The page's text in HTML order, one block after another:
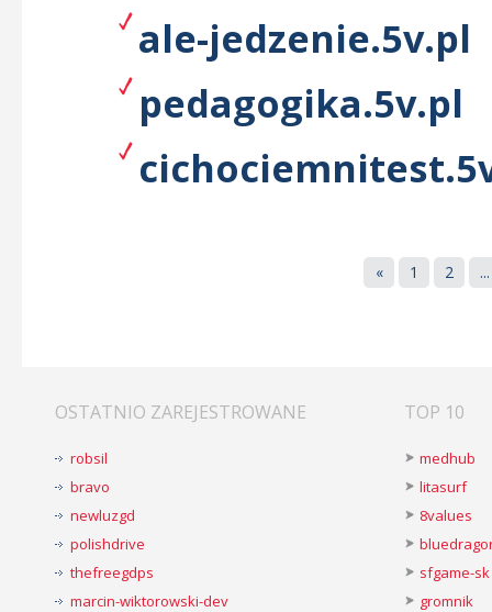
ale-jedzenie.5v.pl
pedagogika.5v.pl
« 1 2 ...
OSTATNIO ZAREJESTROWANE
robsil
bravo
newluzgd
polishdrive
thefreegdps
marcin-wiktorowski-dev
TOP 10
medhub
litasurf
8values
sfgame-sk
gromnik